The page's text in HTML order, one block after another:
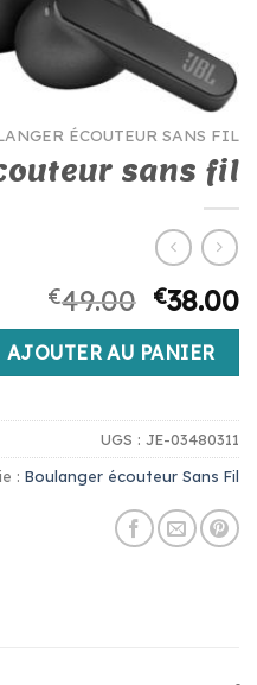
ÉCOUTEUR SANS FIL
sans fil
€49.00 €38.00
écouteur sans fil
AJOUTER AU PANIER
UGS : JE-03480311
: Boulanger écouteur Sans Fil